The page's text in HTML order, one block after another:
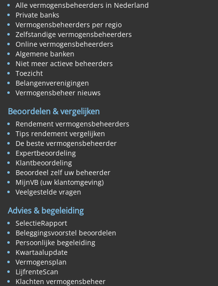
Alle vermogensbeheerders in Nederland
Private banks
Vermogensbeheerders per regio
Zelfstandige vermogensbeheerders
Online vermogensbeheerders
Algemene banken
Niet meer actieve beheerders
Toezicht
Belangenverenigingen
Vermogensbeheer nieuws
Beoordelen & vergelijken
Rendement vermogensbeheerders
Tips rendement vergelijken
De beste vermogensbeheerder
Expertbeoordeling
Klantbeoordeling
Beoordeel zelf uw beheerder
MijnVB (uw klantomgeving)
Veelgestelde vragen
Advies & begeleiding
SelectieRapport
Beleggingsvoorstel beoordelen
Persoonlijke begeleiding
Kwartaalupdate
Vermogensplan
LijfrenteScan
Klachten vermogensbeheer